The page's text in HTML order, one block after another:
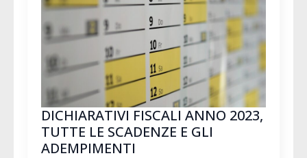
DICHIARATIVI FISCALI ANNO 2023,
TUTTE LE SCADENZE E GLI
ADEMPIMENTI